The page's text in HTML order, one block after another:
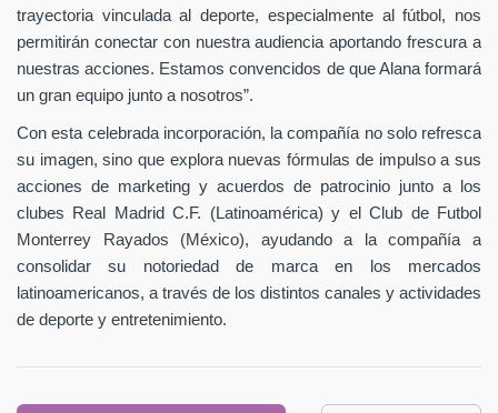
trayectoria vinculada al deporte, especialmente al fútbol, nos
permitirán conectar con nuestra audiencia aportando frescura a
nuestras acciones. Estamos convencidos de que Alana formará
un gran equipo junto a nosotros”.
Con esta celebrada incorporación, la compañía no solo refresca
su imagen, sino que explora nuevas fórmulas de impulso a sus
acciones de marketing y acuerdos de patrocinio junto a los
clubes Real Madrid C.F. (Latinoamérica) y el Club de Futbol
Monterrey Rayados (México), ayudando a la compañía a
consolidar su notoriedad de marca en los mercados
latinoamericanos, a través de los distintos canales y actividades
de deporte y entretenimiento.